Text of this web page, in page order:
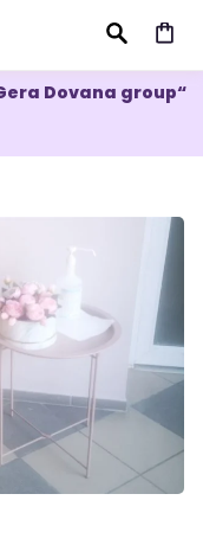
IEŠKOTI
Dovana group“